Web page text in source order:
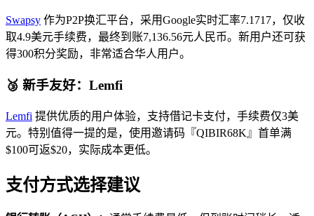
Swapsy 作为P2P换汇平台，采用Google实时汇率7.1717，仅收
取4.9美元手续费，最终到账7,136.56元人民币。新用户还可获
得300积分奖励，非常适合华人用户。
🥉 新手友好：Lemfi
Lemfi 提供优质的用户体验，支持借记卡支付，手续费仅3美
元。特别值得一提的是，使用邀请码『QIBIR68K』首单满
$100可返$20，实际成本更低。
支付方式选择建议